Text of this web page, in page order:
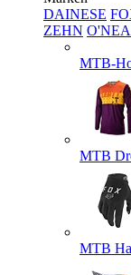
DAINESE
ZEHN
MTB-
MTB
MTB